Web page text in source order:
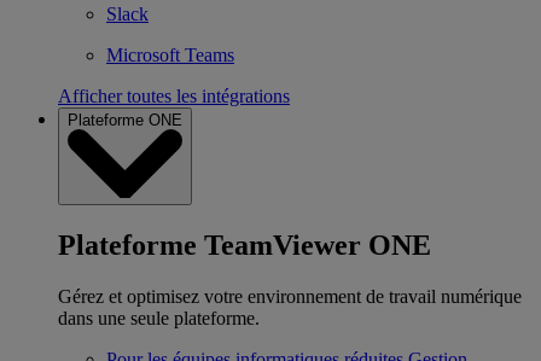
Slack
Microsoft Teams
Afficher toutes les intégrations
Plateforme ONE
Plateforme TeamViewer ONE
Gérez et optimisez votre environnement de travail numérique
dans une seule plateforme.